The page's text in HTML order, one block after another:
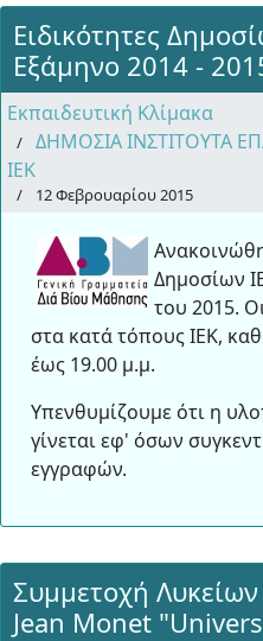
Ειδικότητες
Εξάμηνο 2014 -
Εκπαιδευτική Κλίμακα
ΔΗΜΟΣΙΑ ΙΝΣΤΙΤΟΥΤΑ
ΙΕΚ
12 Φεβρουαρίου 2015
Δημοσίων
του 2015.
στα κατά τόπους ΙΕΚ,
έως 19.00 μ.μ.
Υπενθυμίζουμε ότι η
γίνεται εφ' όσων
εγγραφών.
Συμμετοχή
Jean Monet